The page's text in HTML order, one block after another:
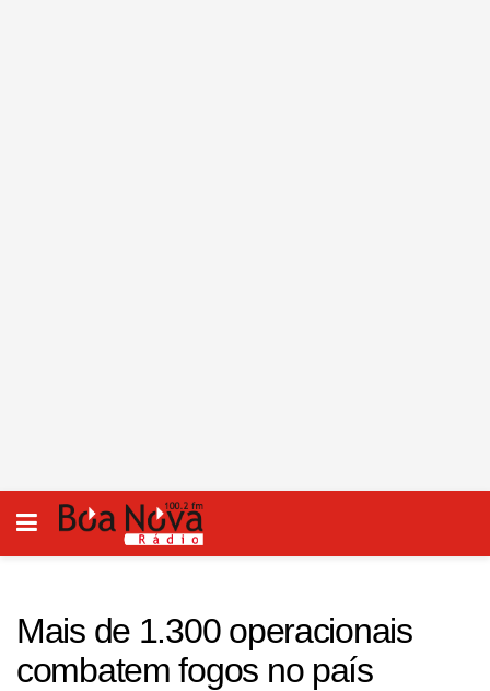
Mais de 1.300 operacionais
combatem fogos no país